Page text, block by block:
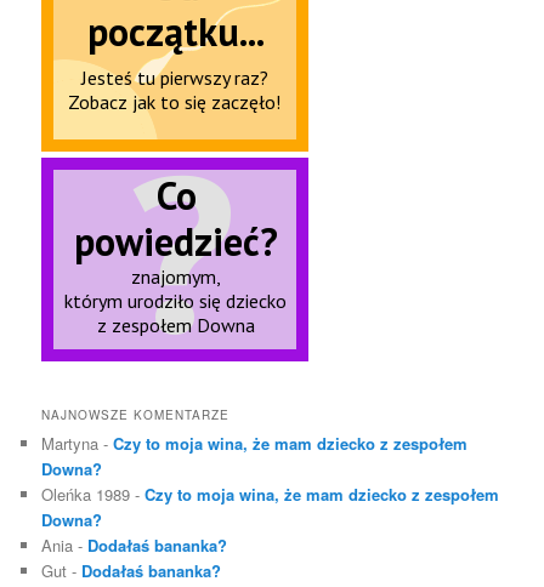
NAJNOWSZE KOMENTARZE
Martyna -Czy to moja wina, że mam dziecko z zespołem
Downa?
Oleńka 1989 -Czy to moja wina, że mam dziecko z zespołem
Downa?
Ania - Dodałaś bananka?
Gut - Dodałaś bananka?